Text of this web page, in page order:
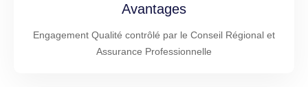
Avantages
Engagement Qualité contrôlé par le Conseil Régional et
Assurance Professionnelle